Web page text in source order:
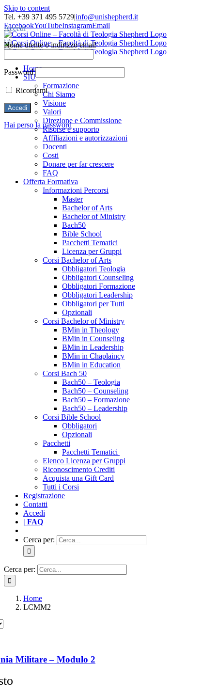
Skip to content
Tel. +39 371 495 5729|info@unishepherd.it
FacebookYouTubeInstagramEmail
Home
SIU
Formazione
Chi Siamo
Visione
Valori
Direzione e Commissione
Risorse e supporto
Affiliazioni e autorizzazioni
Docenti
Costi
Donare per far crescere
FAQ
Offerta Formativa
Informazioni Percorsi
Master
Bachelor of Arts
Bachelor of Ministry
Bach50
Bible School
Pacchetti Tematici
Licenza per Gruppi
Corsi Bachelor of Arts
Obbligatori Teologia
Obbligatori Counseling
Obbligatori Formazione
Obbligatori Leadership
Obbligatori per Tutti
Opzionali
Corsi Bachelor of Ministry
BMin in Theology
BMin in Counseling
BMin in Leadership
BMin in Chaplaincy
BMin in Education
Corsi Bach 50
Bach50 – Teologia
Bach50 – Counseling
Bach50 – Formazione
Bach50 – Leadership
Corsi Bible School
Obbligatori
Opzionali
Pacchetti
Pacchetti Tematici
Elenco Licenza per Gruppi
Riconoscimento Crediti
Acquista una Gift Card
Tutti i Corsi
Registrazione
Contatti
Accedi
| FAQ
Cerca per:
Cerca per:
Home
LCMM2
Militare – Modulo 2
Accedi
Nome utente o indirizzo email
Password
Ricordami
Hai perso la password